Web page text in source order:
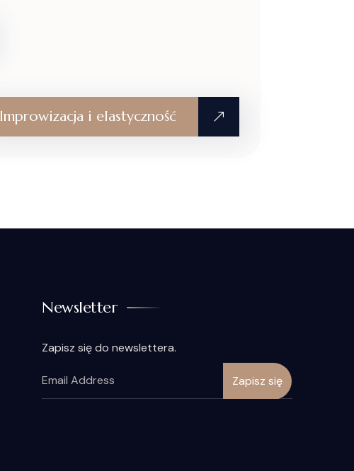
Improwizacja i elastyczność
Newsletter
Zapisz się do newslettera.